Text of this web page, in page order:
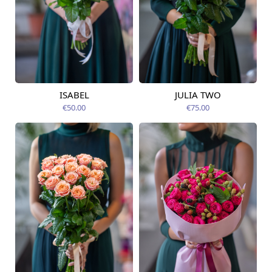
Pieejama no
ISABEL
€50.00
Pieejams šodien
JULIA TWO
€75.00